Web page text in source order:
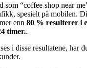
som “coffee shop near
spesielt på mobilen.
enn 80 % resulterer i
timer..
i disse resultatene, har